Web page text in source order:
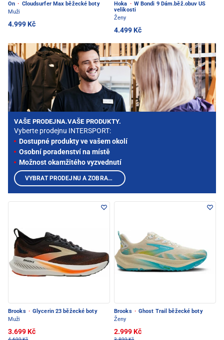
On · Cloudsurfer Max běžecké boty
Muži
4.999 Kč
Hoka · W Bondi 9 Dám.běž.obuv US
velikosti
Ženy
4.499 Kč
Brooks · Glycerin 23 běžecké boty
Muži
3.699 Kč
Brooks · Ghost Trail běžecké boty
Ženy
2.999 Kč
VAŠE PRODEJNA.VAŠE PRODUKTY.
Vyberte prodejnu INTERSPORT:
Dostupné produkty ve vašem okolí
Osobní poradenství na místě
Možnost okamžitého vyzvednutí
VYBRAT PRODEJNU A ZOBRAZIT PRODUKTY